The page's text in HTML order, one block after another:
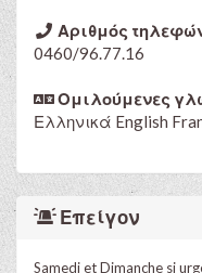
Αριθμός
0460/96.77.16
Ομιλούμενες
Ελληνικά English
Επείγον
Samedi et Dimanche si